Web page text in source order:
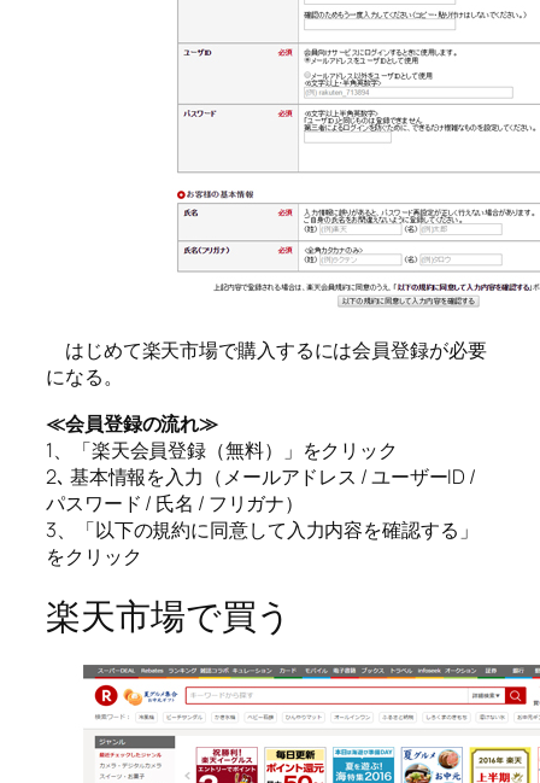
はじめて楽天市場で購入するには会員登録が必要
になる。
≪会員登録の流れ≫
1、「楽天会員登録（無料）」をクリック
2､ 基本情報を入力（メールアドレス / ユーザーID /
パスワード / 氏名 / フリガナ）
3、「以下の規約に同意して入力内容を確認する」
をクリック
楽天市場で買う